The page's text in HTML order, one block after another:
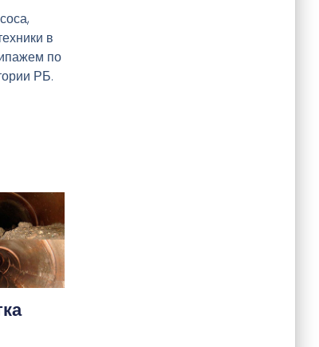
в
по
РБ.